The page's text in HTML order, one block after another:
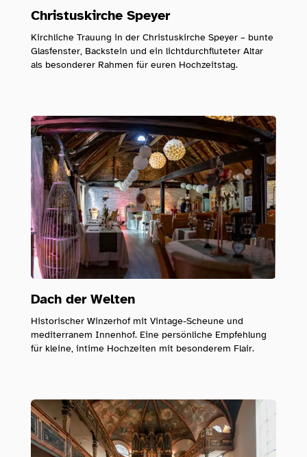
Christuskirche Speyer
Kirchliche Trauung in der Christuskirche Speyer – bunte
Glasfenster, Backstein und ein lichtdurchfluteter Altar
als besonderer Rahmen für euren Hochzeitstag.
Dach der Welten
Historischer Winzerhof mit Vintage-Scheune und
mediterranem Innenhof. Eine persönliche Empfehlung
für kleine, intime Hochzeiten mit besonderem Flair.